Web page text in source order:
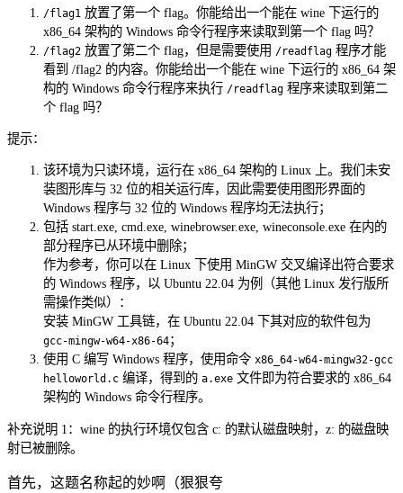
/flag1 放置了第一个 flag。你能给出一个能在 wine 下运行的
x86_64 架构的 Windows 命令行程序来读取到第一个 flag 吗？
/flag2 放置了第二个 flag，但是需要使用 /readflag 程序才能
看到 /flag2 的内容。你能给出一个能在 wine 下运行的 x86_64 架
构的 Windows 命令行程序来执行 /readflag 程序来读取到第二
个 flag 吗？
提示：
该环境为只读环境，运行在 x86_64 架构的 Linux 上。我们未安
装图形库与 32 位的相关运行库，因此需要使用图形界面的
Windows 程序与 32 位的 Windows 程序均无法执行；
包括 start.exe, cmd.exe, winebrowser.exe, wineconsole.exe 在内的
部分程序已从环境中删除；
作为参考，你可以在 Linux 下使用 MinGW 交叉编译出符合要求
的 Windows 程序，以 Ubuntu 22.04 为例（其他 Linux 发行版所
需操作类似）：
安装 MinGW 工具链，在 Ubuntu 22.04 下其对应的软件包为
gcc-mingw-w64-x86-64；
使用 C 编写 Windows 程序，使用命令 x86_64-w64-mingw32-gcc
helloworld.c 编译，得到的 a.exe 文件即为符合要求的 x86_64
架构的 Windows 命令行程序。
补充说明 1：wine 的执行环境仅包含 c: 的默认磁盘映射，z: 的磁盘映
射已被删除。
首先，这题名称起的妙啊（狠狠夸